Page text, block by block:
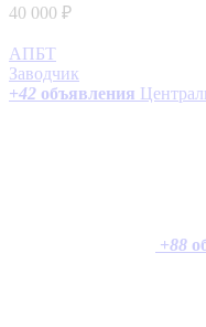
40 000 ₽
АПБТ
Заводчик
+42 объявления
+88